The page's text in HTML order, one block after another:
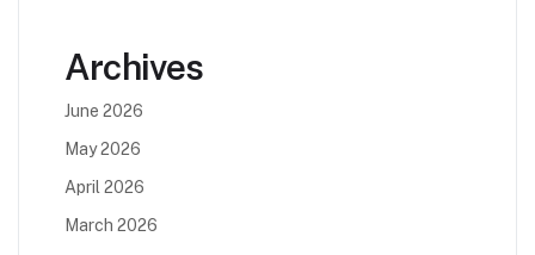
Archives
June 2026
May 2026
April 2026
March 2026